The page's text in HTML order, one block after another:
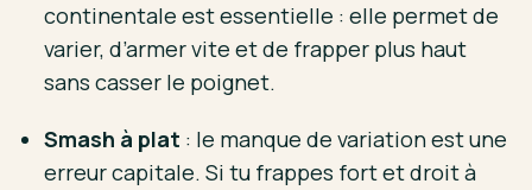
continentale est essentielle : elle permet de
varier, d’armer vite et de frapper plus haut
sans casser le poignet.
Smash à plat : le manque de variation est une
erreur capitale. Si tu frappes fort et droit à